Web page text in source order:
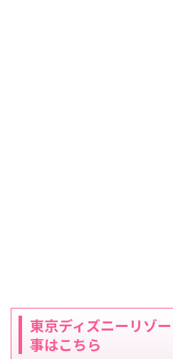
東京ディズニーリゾ
事はこちら